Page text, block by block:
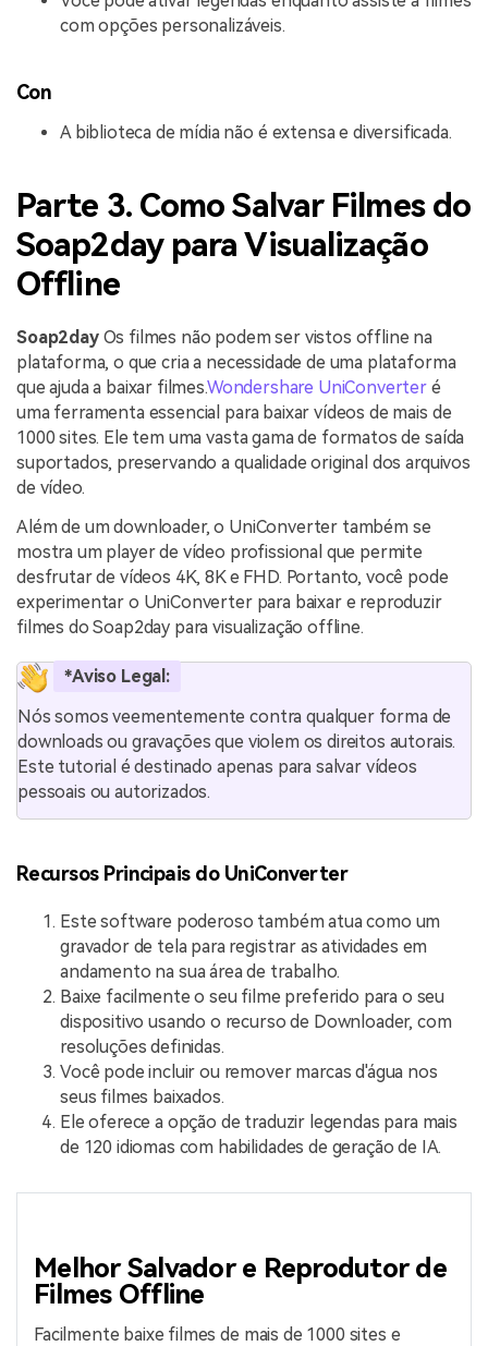
com opções personalizáveis.
Con
A biblioteca de mídia não é extensa e diversificada.
Parte 3. Como Salvar Filmes do
Soap2day para Visualização
Offline
Soap2day Os filmes não podem ser vistos offline na
plataforma, o que cria a necessidade de uma plataforma
que ajuda a baixar filmes.Wondershare UniConverter é
uma ferramenta essencial para baixar vídeos de mais de
1000 sites. Ele tem uma vasta gama de formatos de saída
suportados, preservando a qualidade original dos arquivos
de vídeo.
Além de um downloader, o UniConverter também se
mostra um player de vídeo profissional que permite
desfrutar de vídeos 4K, 8K e FHD. Portanto, você pode
experimentar o UniConverter para baixar e reproduzir
filmes do Soap2day para visualização offline.
*Aviso Legal:
Nós somos veementemente contra qualquer forma de
downloads ou gravações que violem os direitos autorais.
Este tutorial é destinado apenas para salvar vídeos
pessoais ou autorizados.
Recursos Principais do UniConverter
Este software poderoso também atua como um
gravador de tela para registrar as atividades em
andamento na sua área de trabalho.
Baixe facilmente o seu filme preferido para o seu
dispositivo usando o recurso de Downloader, com
resoluções definidas.
Você pode incluir ou remover marcas d'água nos
seus filmes baixados.
Ele oferece a opção de traduzir legendas para mais
de 120 idiomas com habilidades de geração de IA.
Melhor Salvador e Reprodutor de
Filmes Offline
Facilmente baixe filmes de mais de 1000 sites e